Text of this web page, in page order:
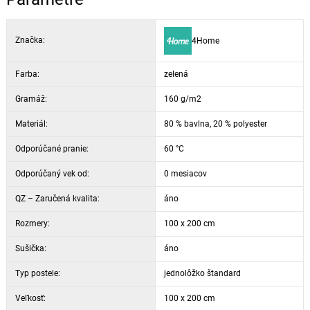
Značka: 4Home
Farba: zelená
Gramáž: 160 g/m2
Materiál: 80 % bavlna, 20 % polyester
Odporúčané pranie: 60 °C
Odporúčaný vek od: 0 mesiacov
QZ – Zaručená kvalita: áno
Rozmery: 100 x 200 cm
Sušička: áno
Typ postele: jednolôžko štandard
Veľkosť: 100 x 200 cm